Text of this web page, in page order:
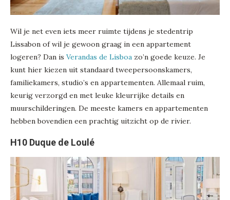
Wil je net even iets meer ruimte tijdens je stedentrip
Lissabon of wil je gewoon graag in een appartement
logeren? Dan is Verandas de Lisboa zo’n goede keuze. Je
kunt hier kiezen uit standaard tweepersoonskamers,
familiekamers, studio’s en appartementen. Allemaal ruim,
keurig verzorgd en met leuke kleurrijke details en
muurschilderingen. De meeste kamers en appartementen
hebben bovendien een prachtig uitzicht op de rivier.
H10 Duque de Loulé